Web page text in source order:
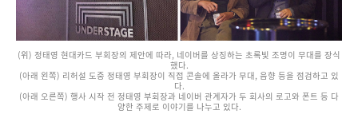
(위) 정태영 현대카드 부회장의 제안에 따라, 네이버를 상징하는 초록빛 조명이 무대를 장식
했다.
(아래 왼쪽) 리허설 도중 정태영 부회장이 직접 콘솔에 올라가 무대, 음향 등을 점검하고 있
다.
(아래 오른쪽) 행사 시작 전 정태영 부회장과 네이버 관계자가 두 회사의 로고와 폰트 등 다
양한 주제로 이야기를 나누고 있다.